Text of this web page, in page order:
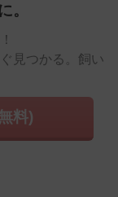
。
見つかる。飼い
料)